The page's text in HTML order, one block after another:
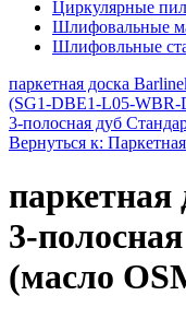
Циркулярные
Шлифовальные
Шлифовльные
паркетная доска
(SG1-DBE1-L05-WBR-
3-полосная дуб
Вернуться к:
3-
(масло